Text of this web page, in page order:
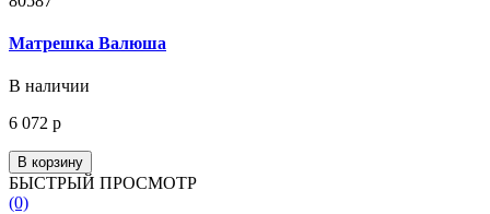
Матрешка Валюша
В наличии
6 072 р
В корзину
БЫСТРЫЙ ПРОСМОТР
(0)